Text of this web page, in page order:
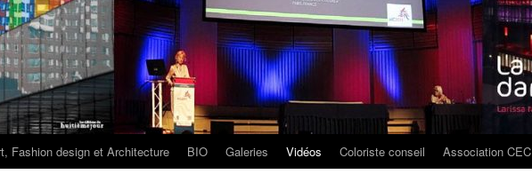
Fashion design et Architecture BIO Galeries Vidéos Coloriste conseil Association CEC